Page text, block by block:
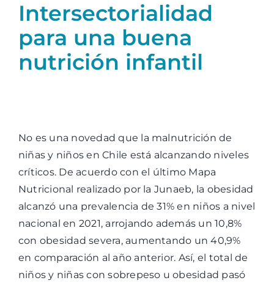
Intersectorialidad
para una buena
nutrición infantil
No es una novedad que la malnutrición de
niñas y niños en Chile está alcanzando niveles
críticos. De acuerdo con el último Mapa
Nutricional realizado por la Junaeb, la obesidad
alcanzó una prevalencia de 31% en niños a nivel
nacional en 2021, arrojando además un 10,8%
con obesidad severa, aumentando un 40,9%
en comparación al año anterior. Así, el total de
niños y niñas con sobrepeso u obesidad pasó